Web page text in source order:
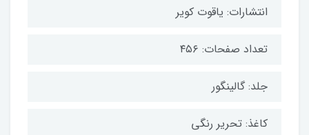
انتشارات: یاقوت کویر
تعداد صفحات: ۴۵۶
جلد: گالینگور
کاغذ: تحریر رنگی